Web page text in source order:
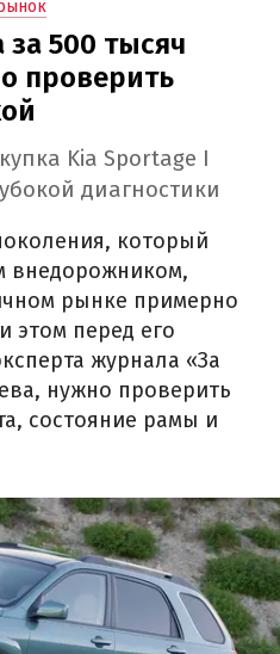
500 тысяч
проверить
Kia Sportage I
диагностики
который
внедорожником,
рынке примерно
этом перед его
журнала «За
нужно проверить
состояние рамы и